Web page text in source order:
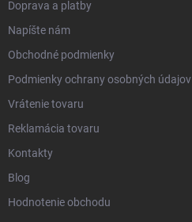
Doprava a platby
Napíšte nám
Obchodné podmienky
Podmienky ochrany osobných údajov
Vrátenie tovaru
Reklamácia tovaru
Kontakty
Blog
Hodnotenie obchodu